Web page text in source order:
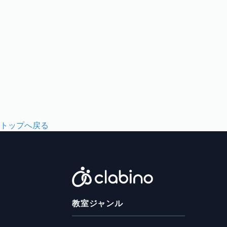
トップへ戻る
教室ジャンル